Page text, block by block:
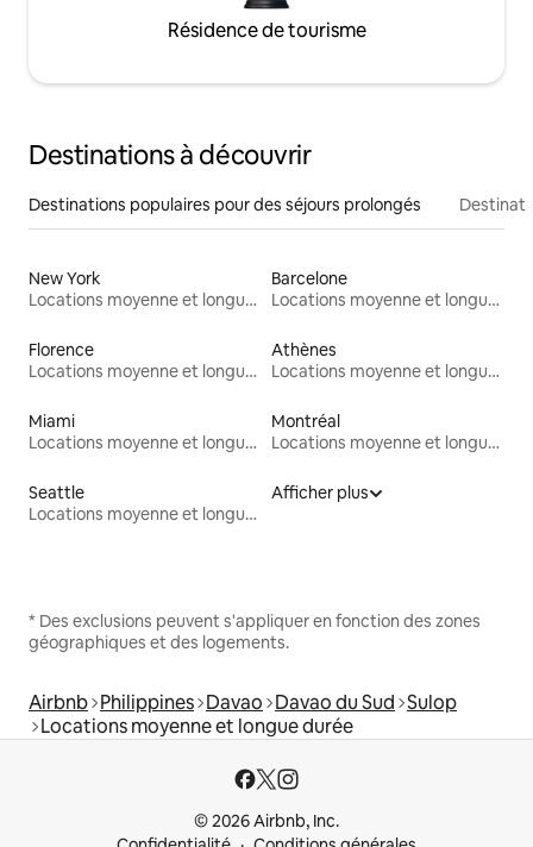
Résidence de tourisme
Destinations à découvrir
Destinations populaires pour des séjours prolongés
New York
Locations moyenne et longue durée
Barcelone
Locations moyenne et longue durée
Florence
Locations moyenne et longue durée
Athènes
Locations moyenne et longue durée
Miami
Locations moyenne et longue durée
Montréal
Locations moyenne et longue durée
Seattle
Locations moyenne et longue durée
Afficher plus
* Des exclusions peuvent s'appliquer en fonction des zones
géographiques et des logements.
Airbnb Philippines Davao Davao du Sud Sulop
Locations moyenne et longue durée
© 2026 Airbnb, Inc.